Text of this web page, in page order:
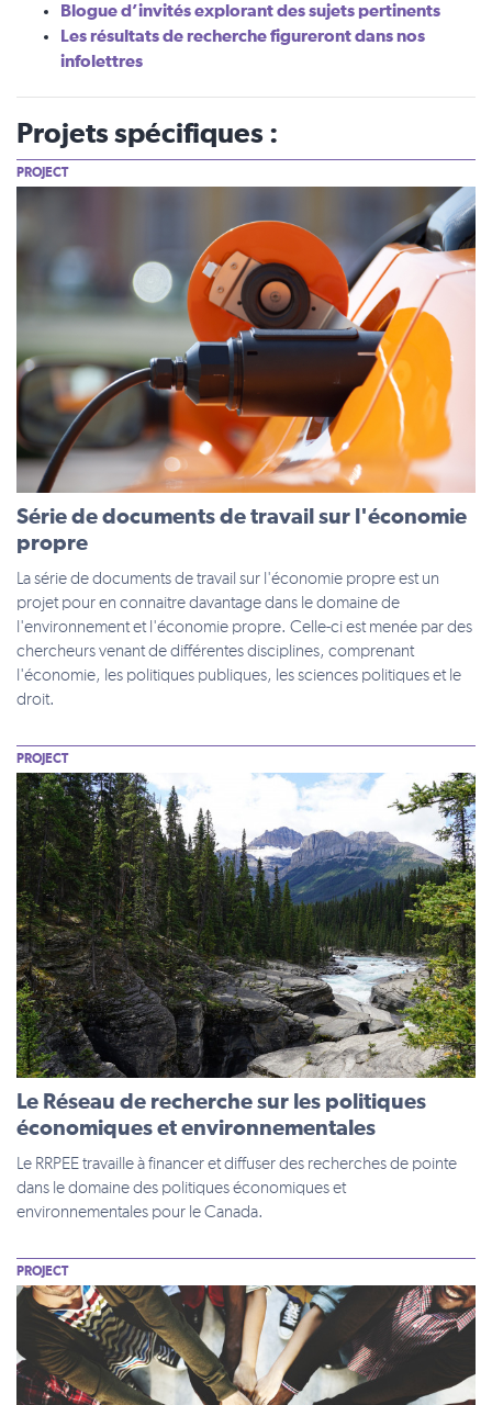
Blogue d’invités explorant des sujets pertinents
Les résultats de recherche figureront dans nos
infolettres
Projets spécifiques :
PROJECT
Série de documents de travail sur l'économie
propre
La série de documents de travail sur l'économie propre est un
projet pour en connaitre davantage dans le domaine de
l'environnement et l'économie propre. Celle-ci est menée par des
chercheurs venant de différentes disciplines, comprenant
l'économie, les politiques publiques, les sciences politiques et le
droit.
PROJECT
Le Réseau de recherche sur les politiques
économiques et environnementales
Le RRPEE travaille à financer et diffuser des recherches de pointe
dans le domaine des politiques économiques et
environnementales pour le Canada.
PROJECT